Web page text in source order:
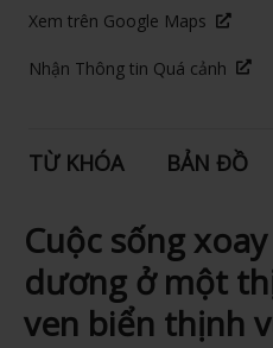
Xem trên Google Maps
Nhận Thông tin Quá cảnh
TỪ KHÓA BẢN ĐỒ
Cuộc sống
dương ở một
ven biển thịnh